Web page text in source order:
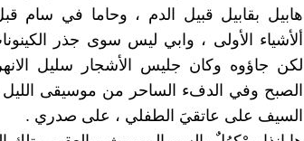
هابيل بقابيل قبيل الدم ، وحاما في سام
ألأشياء الأولى ، وابي ليس سوى جذر
لكن جاؤوه وكان جليس الأشجار سليل
الصبح وفي الدفء الساحر من موسيقى الليل
السيف على عاتقيَ الطفلي ، على صدري .